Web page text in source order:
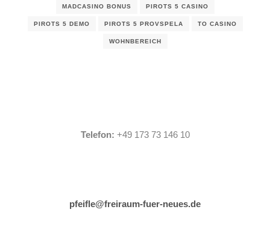
MADCASINO BONUS PIROTS 5 CASINO
PIROTS 5 DEMO PIROTS 5 PROVSPELA TO CASINO
WOHNBEREICH
Telefon: +49 173 73 146 10
pfeifle@freiraum-fuer-neues.de